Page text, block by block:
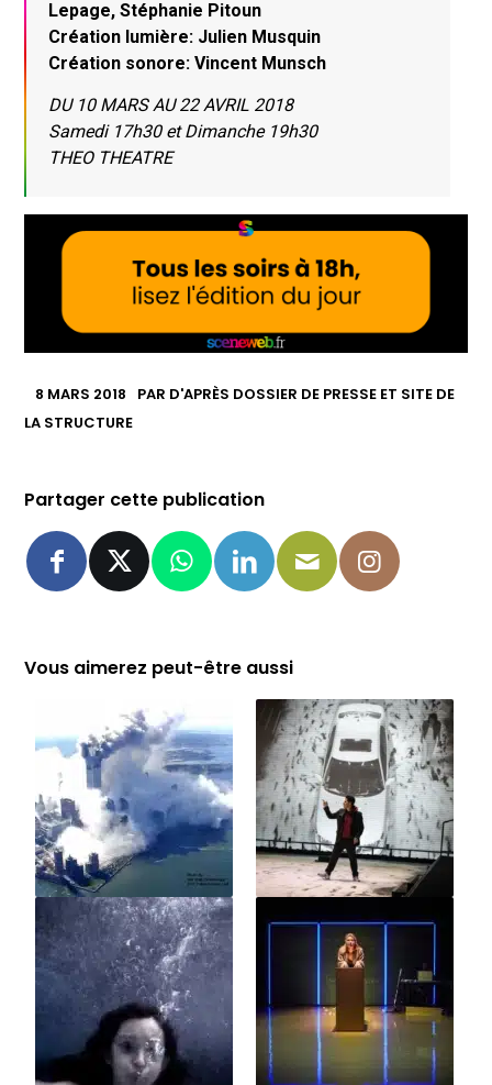
Lepage, Stéphanie Pitoun
Création lumière: Julien Musquin
Création sonore: Vincent Munsch
DU 10 MARS AU 22 AVRIL 2018
Samedi 17h30 et Dimanche 19h30
THEO THEATRE
8 MARS 2018 PAR D'APRÈS DOSSIER DE PRESSE ET SITE DE
LA STRUCTURE
Partager cette publication
Vous aimerez peut-être aussi